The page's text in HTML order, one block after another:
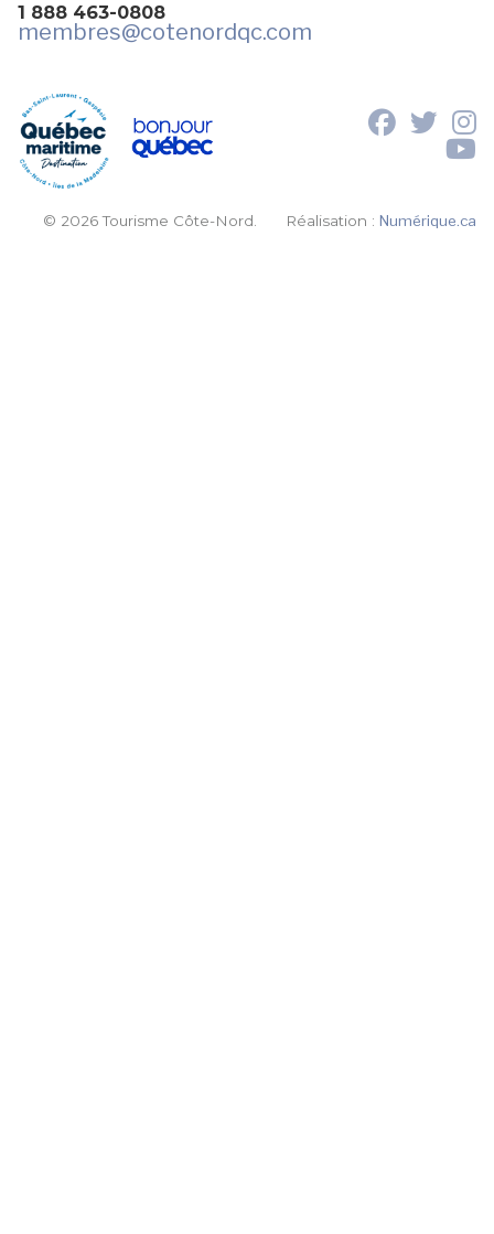
1 888 463-0808
membres@cotenordqc.com
© 2026 Tourisme Côte-Nord. Réalisation :Numérique.ca